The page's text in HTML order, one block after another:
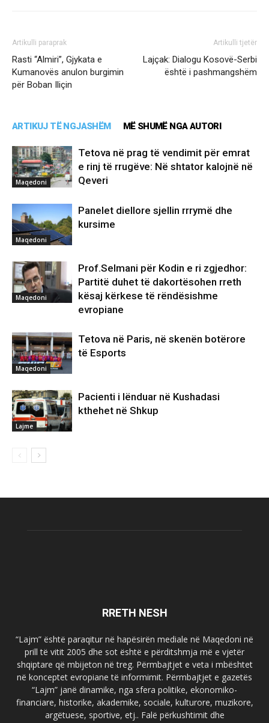
Artikulli paraprak
Rasti “Almiri”, Gjykata e
Kumanovës anulon burgimin
për Boban Iliçin
Artikulli tjetër
​Lajçak: Dialogu Kosovë-Serbi
është i pashmangshëm
ARTIKUJ TË NGJASHËM MË SHUMË NGA AUTORI
Maqedoni
Tetova në prag të vendimit për emrat
e rinj të rrugëve: Në shtator kalojnë në
Qeveri
Maqedoni
Panelet diellore sjellin rrrymë dhe
kursime
Maqedoni
Prof.Selmani për Kodin e ri zgjedhor:
Partitë duhet të dakortësohen rreth
kësaj kërkese të rëndësishme
evropiane
Maqedoni
Tetova në Paris, në skenën botërore
të Esports
Lajme
Pacienti i lënduar në Kushadasi
kthehet në Shkup
RRETH NESH
“Lajm” është paraqitur në hapësirën mediale në Maqedoni në
prill të vitit 2005 dhe sot është e përditshmja më e vjetër
shqiptare që mbijeton në treg. Përmbajtjet e veta i mbështet
në konceptet evropiane të informimit. Përmbajtjet e gazetës
“Lajm” janë dinamike, nga sfera politike, ekonomiko-
financiare, historike, akademike, sociale, kulturore, muzikore,
argëtuese, sportive, etj.. Falë përkushtimit dhe